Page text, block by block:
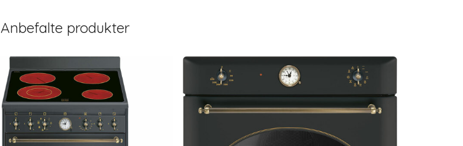
Anbefalte produkter